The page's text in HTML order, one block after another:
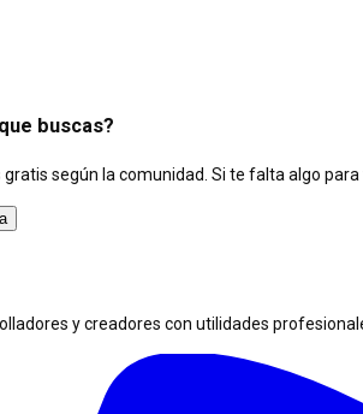
buscas?
según la comunidad. Si te falta algo para
y creadores con utilidades